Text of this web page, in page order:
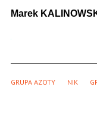
Marek
GRUPA AZOTY NIK